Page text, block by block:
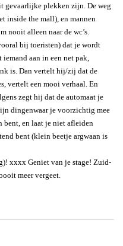
gevaarlijke plekken zijn. De weg
inside the mall), en mannen
nooit alleen naar de wc’s.
bij toeristen) dat je wordt
aan in een net pak,
is. Dan vertelt hij/zij dat de
vertelt een mooi verhaal. En
zegt hij dat de automaat je
dingenwaar je voorzichtig mee
bent, en laat je niet afleiden
bent (klein beetje argwaan is
xxxx Geniet van je stage! Zuid-
meer vergeet.